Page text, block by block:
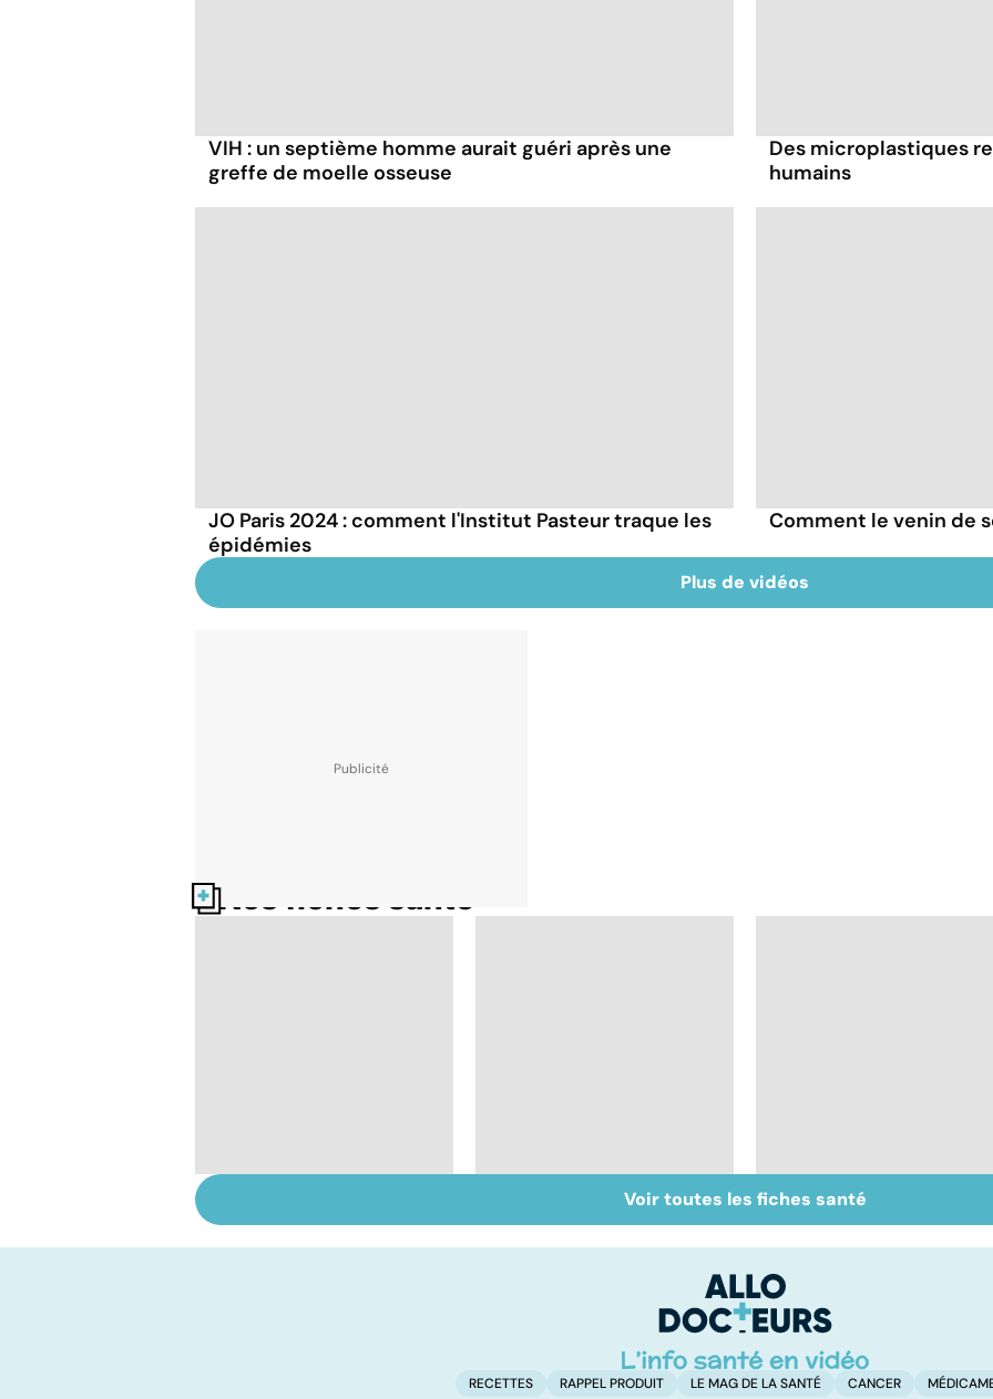
VIH : un septième homme aurait guéri après une
greffe de moelle osseuse
Des microplastiques
humains
JO Paris 2024 : comment l'Institut Pasteur traque les
épidémies
Comment le venin de
Plus de vidéos
Nos fiches santé
cerveau
Staphylocoque doré :
une bactérie sous
Métastases, le
cancer propagé
Voir toutes les fiches santé
RECETTES RAPPEL PRODUIT LE MAG DE LA SANTÉ CANCER